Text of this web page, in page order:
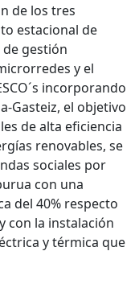
de los tres
estacional de
gestión
y el
incorporando
Gasteiz, el objetivo
de alta eficiencia
renovables, se
sociales por
con una
del 40% respecto
con la instalación
y térmica que